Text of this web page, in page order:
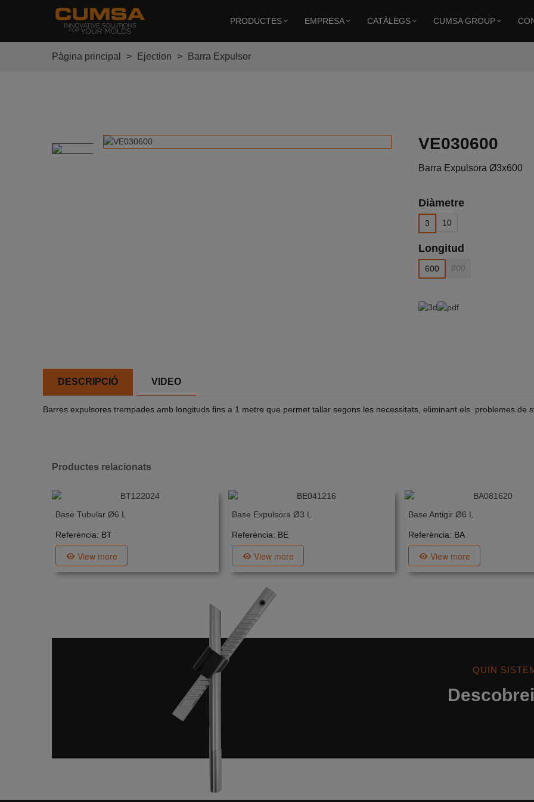
PRODUCTES EMPRESA CATÀLEGS CUMSA GROUP
Pàgina principal > Ejection > Barra Expulsor
VE030600
Barra Expulsora Ø3x600
Diàmetre
3 10
Longitud
600 800
DESCRIPCIÓ VIDEO
Barres expulsores trempades amb longituds fins a 1 metre que permet tallar segons les necessitats, eliminant els problemes de
Productes relacionats
Base Tubular Ø6 L
Referència: BT
View more
Base Expulsora Ø3 L
Referència: BE
View more
Base Antigir Ø6 L
Referència: BA
View more
QUIN